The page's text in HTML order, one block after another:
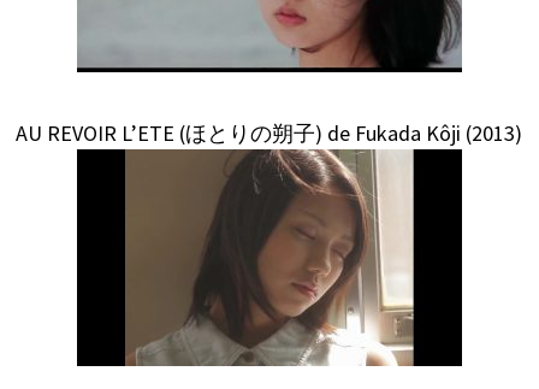
AU REVOIR L’ETE (ほとりの朔子) de Fukada Kôji (2013)